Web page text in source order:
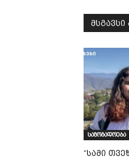
საზოგადოება
“სამი